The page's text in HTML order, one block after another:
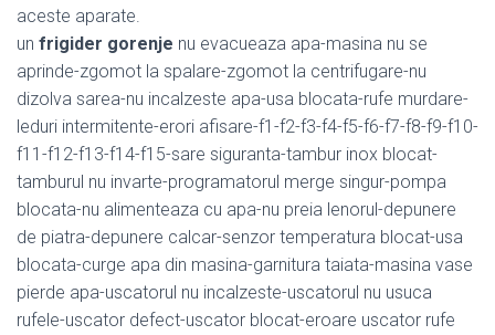
aceste aparate.
un frigider gorenje nu evacueaza apa-masina nu se
aprinde-zgomot la spalare-zgomot la centrifugare-nu
dizolva sarea-nu incalzeste apa-usa blocata-rufe murdare-
leduri intermitente-erori afisare-f1-f2-f3-f4-f5-f6-f7-f8-f9-f10-
f11-f12-f13-f14-f15-sare siguranta-tambur inox blocat-
tamburul nu invarte-programatorul merge singur-pompa
blocata-nu alimenteaza cu apa-nu preia lenorul-depunere
de piatra-depunere calcar-senzor temperatura blocat-usa
blocata-curge apa din masina-garnitura taiata-masina vase
pierde apa-uscatorul nu incalzeste-uscatorul nu usuca
rufele-uscator defect-uscator blocat-eroare uscator rufe